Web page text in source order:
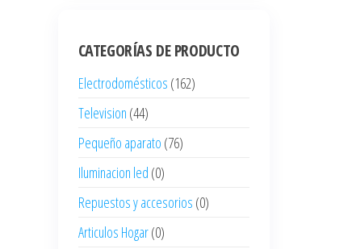
CATEGORÍAS DE PRODUCTO
Electrodomésticos (162)
Television (44)
Pequeño aparato (76)
Iluminacion led (0)
Repuestos y accesorios (0)
Articulos Hogar(0)